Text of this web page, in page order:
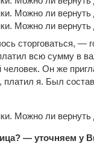
сторговаться, —
всю сумму в
Он же
платил я. Был
— уточняем у